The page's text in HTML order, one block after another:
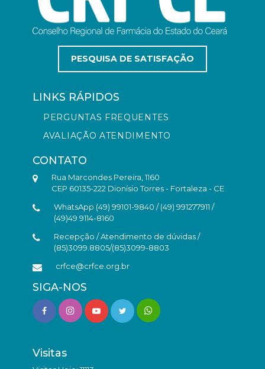
PESQUISA DE SATISFAÇÃO
LINKS RÁPIDOS
PERGUNTAS FREQUENTES
AVALIAÇÃO ATENDIMENTO
CONTATO
Rua Marcondes Pereira, 1160
CEP 60135-222 Dionísio Torres - Fortaleza - CE
WhatsApp (49) 99101-9840 / (49) 991277911 /
(49)49 9114-8160
Recepção / Atendimento de dúvidas /
(85)3099.8805/(85)3099-8803
crfce@crfce.org.br
SIGA-NOS
Visitas